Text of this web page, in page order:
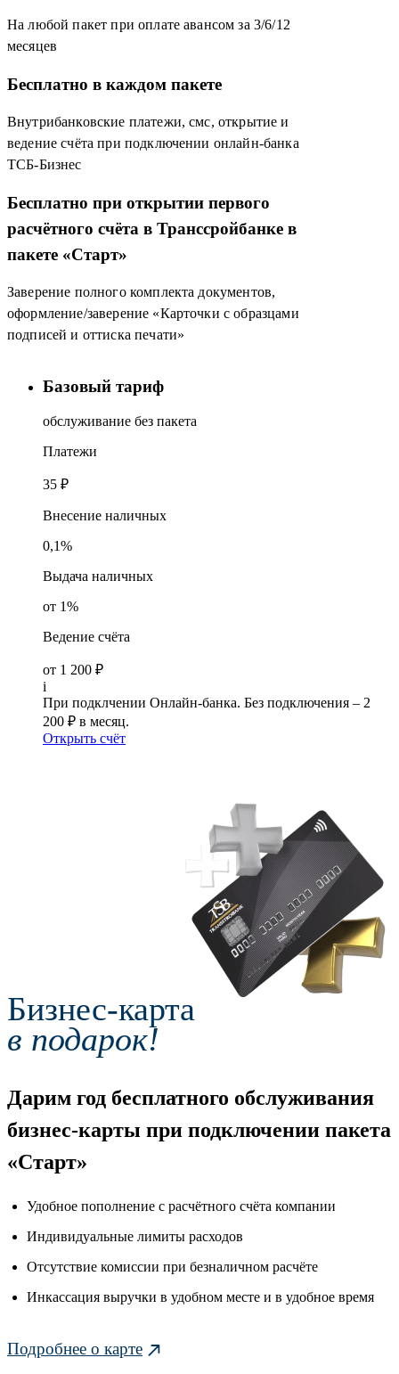
На любой пакет при оплате авансом за 3/6/12
месяцев
Бесплатно в каждом пакете
Внутрибанковские платежи, смс, открытие и
ведение счёта при подключении онлайн-банка
ТСБ-Бизнес
Бесплатно при открытии первого
расчётного счёта в Транссройбанке в
пакете «Старт»
Заверение полного комплекта документов,
оформление/заверение «Карточки с образцами
подписей и оттиска печати»
Базовый тариф
обслуживание без пакета
Платежи
35 ₽
Внесение наличных
0,1%
Выдача наличных
от 1%
Ведение счёта
от 1 200 ₽
i
При подклчении Онлайн-банка. Без подключения – 2
200 ₽ в месяц.
Открыть счёт
Бизнес-карта
в подарок!
Дарим год бесплатного обслуживания
бизнес-карты при подключении пакета
«Старт»
Удобное пополнение с расчётного счёта компании
Индивидуальные лимиты расходов
Отсутствие комиссии при безналичном расчёте
Инкассация выручки в удобном месте и в удобное время
Подробнее о карте